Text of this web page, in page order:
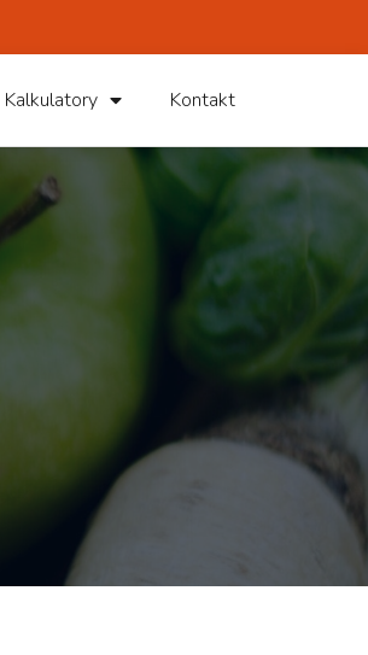
Kalkulatory Kontakt